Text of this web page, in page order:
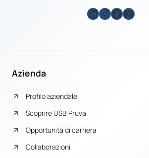
LinkedIn
Instagram
Azienda
Profilo aziendale
Scoprire USB Pruva
Opportunità di carriera
Collaborazioni